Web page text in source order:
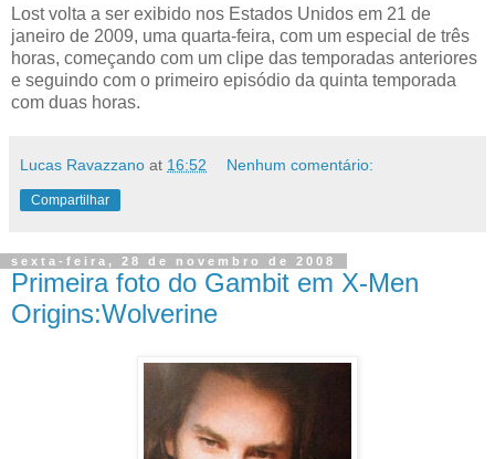
Lost volta a ser exibido nos Estados Unidos em 21 de
janeiro de 2009, uma quarta-feira, com um especial de três
horas, começando com um clipe das temporadas anteriores
e seguindo com o primeiro episódio da quinta temporada
com duas horas.
Lucas Ravazzano at 16:52 Nenhum comentário:
Compartilhar
sexta-feira, 28 de novembro de 2008
Primeira foto do Gambit em X-Men
Origins:Wolverine